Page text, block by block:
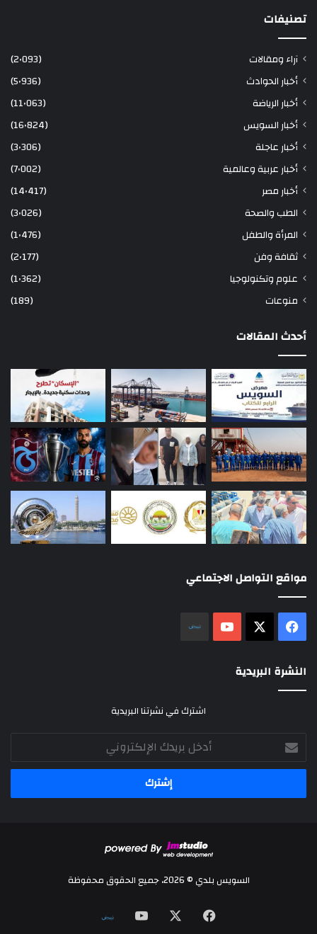
تصنيفات
آراء ومقالات
(2٬093)
أخبار الحوادث
(5٬936)
أخبار الرياضة
(11٬063)
أخبار السويس
(16٬824)
أخبار عاجلة
(3٬306)
أخبار عربية وعالمية
(7٬002)
أخبار مصر
(14٬417)
الطب والصحة
(3٬026)
المرأة والطفل
(1٬476)
ثقافة وفن
(2٬177)
علوم وتكنولوجيا
(1٬362)
منوعات
(189)
أحدث المقالات
مواقع التواصل الاجتماعي
فيسبوك ‫YouTube
النشرة البريدية
اشترك في نشرتنا البريدية
أدخل
بريدك
الإلكتروني
السويس بلدي © 2026، جميع الحقوق محفوظة
فيسبوك ‫YouTube